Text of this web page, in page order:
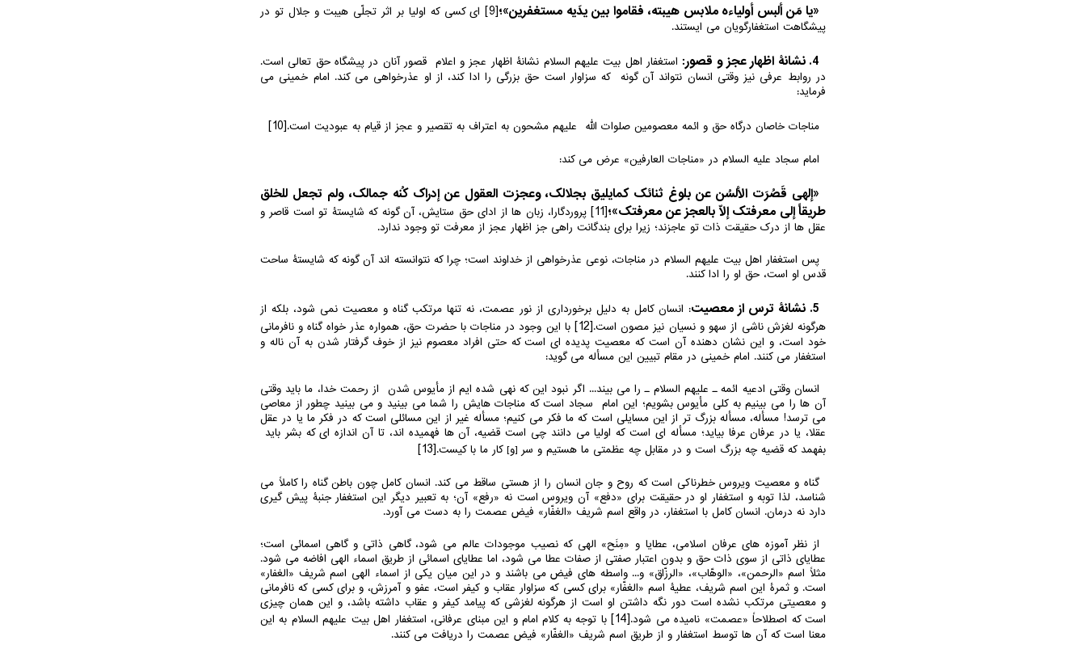
«یا مَن ألبس أولیاءه ملابس هیبته، فقاموا بین یدَیه مستغفرین»؛[9]
ای کسی که اولیا بر اثر تجلّی هیبت و جلال تو در
پیشگاهت استغفارگویان می ایستند.
4. نشانۀ اظهار عجز و قصور:
استغفار اهل بیت علیهم السلام نشانۀ اظهار عجز و اعلام قصور آنان در پیشگاه حق تعالی است.
در روابط عرفی نیز وقتی انسان نتواند آن گونه که سزاوار است حق بزرگی را ادا کند، از او عذرخواهی می کند. امام خمینی می
فرماید:
مناجات خاصان درگاه حق و ائمه معصومین صلوات الله علیهم مشحون به اعتراف به تقصیر و عجز از قیام به عبودیت است.[10]
امام سجاد علیه السلام در «مناجات العارفین» عرض می کند:
«إلهی قَصُرَت الألسُن عن بلوغ ثنائک کمایلیق بجلالک، وعجزت العقول عن إدراک کُنه جمالک، ولم تجعل للخلق
طریقاً إلی معرفتک إلاّ بالعجز عن معرفتک»؛[11]
پروردگارا، زبان ها از ادای حق ستایش، آن گونه که شایستۀ تو است قاصر و
عقل ها از درک حقیقت ذات تو عاجزند؛ زیرا برای بندگانت راهی جز اظهار عجز از معرفت تو وجود ندارد.
پس استغفار اهل بیت علیهم السلام در مناجات، نوعی عذرخواهی از خداوند است؛ چرا که نتوانسته اند آن گونه که شایستۀ ساحت
قدس او است، حق او را ادا کنند.
5. نشانۀ ترس از معصیت
: انسان کامل به دلیل برخورداری از نور عصمت، نه تنها مرتکب گناه و معصیت نمی شود، بلکه از
هرگونه لغزش ناشی از سهو و نسیان نیز مصون است.[12]
با این وجود در مناجات با حضرت حق، همواره عذر خواه گناه و نافرمانی
خود است، و این نشان دهنده آن است که معصیت پدیده ای است که حتی افراد معصوم نیز از خوف گرفتار شدن به آن ناله و
استغفار می کنند. امام خمینی در مقام تبیین این مسأله می گوید:
انسان وقتی ادعیه ائمه ـ علیهم السلام ـ را می بیند... اگر نبود این که نهی شده ایم از مأیوس شدن از رحمت خدا، ما باید وقتی
آن ها را می بینیم به کلی مأیوس بشویم؛ این امام سجاد است که مناجات هایش را شما می بینید و می بینید چطور از معاصی
می ترسد! مسأله، مسأله بزرگ تر از این مسایلی است که ما فکر می کنیم؛ مسأله غیر از این مسائلی است که در فکر ما یا در عقل
عقلا، یا در عرفان عرفا بیاید؛ مسأله ای است که اولیا می دانند چی است قضیه، آن ها فهمیده اند، تا آن اندازه ای که بشر باید
بفهمد که قضیه چه بزرگ است و در مقابل چه عظمتی ما هستیم و سر [و] کار ما با کیست.[13]
گناه و معصیت ویروس خطرناکی است که روح و جان انسان را از هستی ساقط می کند. انسان کامل چون باطن گناه را کاملاً می
شناسد، لذا توبه و استغفار او در حقیقت برای «دفع» آن ویروس است نه «رفع» آن؛ به تعبیر دیگر این استغفار جنبۀ پیش گیری
دارد نه درمان. انسان کامل با استغفار، در واقع اسم شریف «الغفّار» فیض عصمت را به دست می آورد.
از نظر آموزه های عرفان اسلامی، عطایا و «مِنَح» الهی که نصیب موجودات عالم می شود، گاهی ذاتی و گاهی اسمائی است؛
عطایای ذاتی از سوی ذات حق و بدون اعتبار صفتی از صفات عطا می شود، اما عطایای اسمائی از طریق اسماء الهی افاضه می شود.
مثلاً اسم «الرحمن»، «الوهّاب»، «الرزّاق» و... واسطه های فیض می باشند و در این میان یکی از اسماء الهی اسم شریف «الغفار»
است. و ثمرۀ این اسم شریف، عطیۀ اسم «الغفّار» برای کسی که سزاوار عقاب و کیفر است، عفو و آمرزش، و برای کسی که نافرمانی
و معصیتی مرتکب نشده است دور نگه داشتن او است از هرگونه لغزشی که پیامد کیفر و عقاب داشته باشد، و این همان چیزی
است که اصطلاحاً «عصمت» نامیده می شود.[14]
با توجه به کلام امام و این مبنای عرفانی، استغفار اهل بیت علیهم السلام به این
معنا است که آن ها توسط استغفار و از طریق اسم شریف «الغفّار» فیض عصمت را دریافت می کنند.